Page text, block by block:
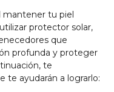
mantener tu piel
protector solar,
que
profunda y proteger
te
te ayudarán a lograrlo: